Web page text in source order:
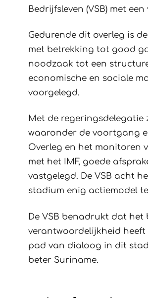
Bedrijfsleven (VSB) met
Gedurende dit overleg is
met betrekking tot good
noodzaak tot een
economische en sociale
voorgelegd.
Met de regeringsdelegatie
waaronder de voortgang
Overleg en het monitoren
met het IMF, goede
vastgelegd. De VSB acht
stadium enig actiemodel
De VSB benadrukt dat
verantwoordelijkheid
pad van dialoog in dit
beter Suriname.